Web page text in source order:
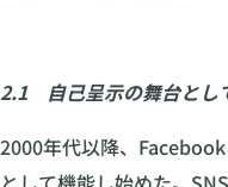
2.1 自己呈示の舞台とし
2000年代以降、